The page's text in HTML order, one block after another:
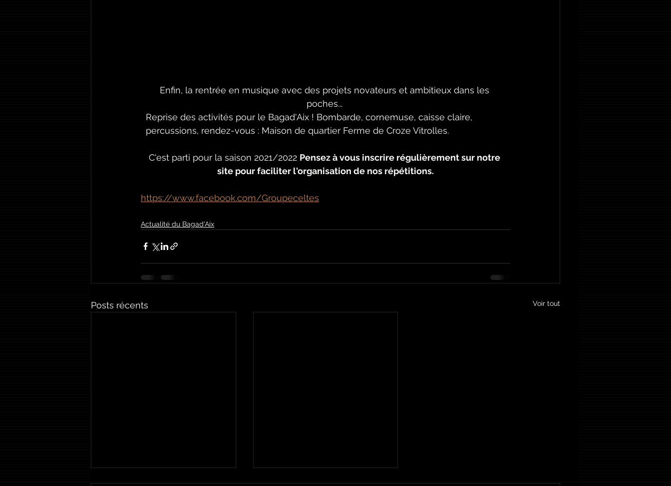
Enfin, la rentrée en musique avec des projets novateurs et ambitieux dans les
poches...
  Reprise des activités pour le Bagad'Aix ! Bombarde, cornemuse, caisse claire,
  percussions, rendez-vous : Maison de quartier Ferme de Croze Vitrolles.
C'est parti pour la saison 2021/2022 Pensez à vous inscrire régulièrement sur notre
site pour faciliter l'organisation de nos répétitions.
https://www.facebook.com/Groupeceltes
Actualité du Bagad'Aix
Posts récents Voir tout